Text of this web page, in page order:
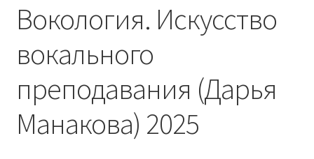
Вокология. Искусство
вокального
преподавания (Дарья
Манакова) 2025